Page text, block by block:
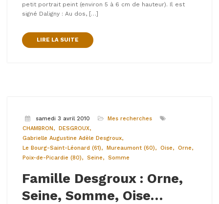
petit portrait peint (environ 5 à 6 cm de hauteur). Il est
signé Daligny : Au dos, […]
LIRE LA SUITE
samedi 3 avril 2010
Mes recherches
CHAMBRON
DESGROUX
Gabrielle Augustine Adèle Desgroux
Le Bourg-Saint-Léonard (61)
Mureaumont (60) Oise
Orne
Poix-de-Picardie (80)
Seine Somme
Famille Desgroux : Orne,
Seine, Somme, Oise…